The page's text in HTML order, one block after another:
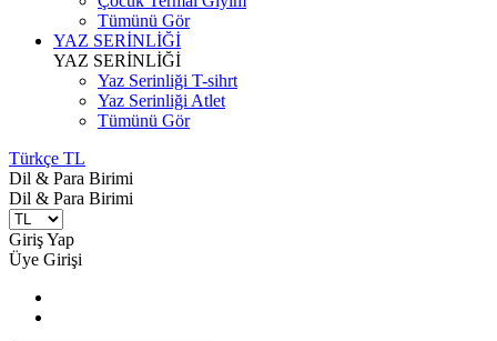
Tümünü Gör
YAZ SERİNLİĞİ
YAZ SERİNLİĞİ
Yaz Serinliği T-sihrt
Yaz Serinliği Atlet
Tümünü Gör
Türkçe TL
Dil & Para Birimi
Dil & Para Birimi
Giriş Yap
Üye Girişi